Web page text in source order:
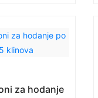
za hodanje